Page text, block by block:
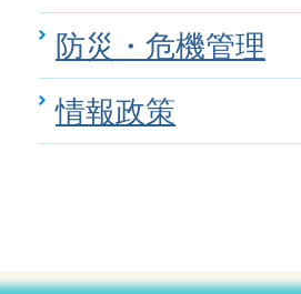
防災・危機管理
情報政策